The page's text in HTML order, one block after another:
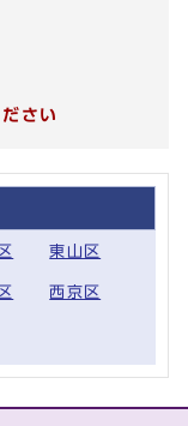
さい
東山区
西京区